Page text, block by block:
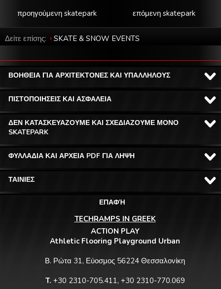
επόμενη skatepark
προηγούμενη skatepark
Δείτε επίσης: SKATE & SNOW EVENTS
ΒΟΗΘΕΙΑ ΓΙΑ ΑΡΧΙΤΕΚΤΟΝΕΣ ΚΑΙ ΥΠΑΛΛΗΛΟΥΣ
ΠΙΣΤΟΠΟΙΗΣΕΙΣ ΚΑΙ ΑΣΦΑΛΕΙΑ
ΔΕΝ ΚΑΤΑΣΚΕΥΑΖΟΥΜΕ ΚΑΙ ΣΧΕΔΙΑΖΟΥΜΕ ΜΟΝΟ
SKATEPARK
ΦΥΛΛΑΔΙΑ ΚΑΙ ΑΡΧΕΙΑ PDF ΓΙΑ ΛΗΨΗ
ΤΑΙΝΙΕΣ
ΕΠΑΦΉ
TECHRAMPS IN GREEK
ACTION PLAY
Athletic Flooring Playground Urban
Β. Ρώτα 31, Εύοσμος 56224 Θεσσαλονίκη
T. +30 2310-705.411, +30 2310-770.069